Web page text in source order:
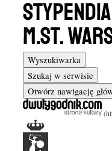
Wyszukiwarka
Szukaj w serwisie
Otwórz nawigację